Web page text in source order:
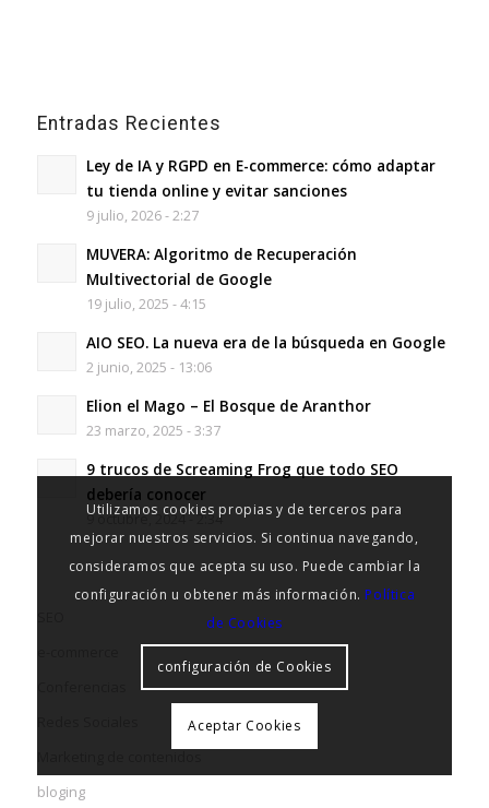
Entradas Recientes
Ley de IA y RGPD en E-commerce: cómo adaptar
tu tienda online y evitar sanciones
9 julio, 2026 - 2:27
MUVERA: Algoritmo de Recuperación
Multivectorial de Google
19 julio, 2025 - 4:15
AIO SEO. La nueva era de la búsqueda en Google
2 junio, 2025 - 13:06
Elion el Mago – El Bosque de Aranthor
23 marzo, 2025 - 3:37
9 trucos de Screaming Frog que todo SEO
debería conocer
9 octubre, 2024 - 2:34
bloging
Utilizamos cookies propias y de terceros para
mejorar nuestros servicios. Si continua navegando,
consideramos que acepta su uso. Puede cambiar la
configuración u obtener más información. Política
de Cookies
configuración de Cookies
Aceptar Cookies